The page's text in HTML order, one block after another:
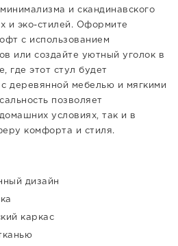
и скандинавского
и эко-стилей. Оформите
с использованием
или создайте уютный уголок в
где этот стул будет
с деревянной мебелью и мягкими
позволяет
условиях, так и в
комфорта и стиля.
дизайн
каркас